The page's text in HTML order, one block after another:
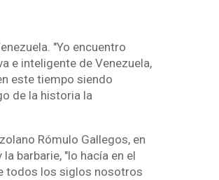
"Yo encuentro
e inteligente de Venezuela,
este tiempo siendo
de la historia la
Rómulo Gallegos, en
barbarie, "lo hacía en el
todos los siglos nosotros